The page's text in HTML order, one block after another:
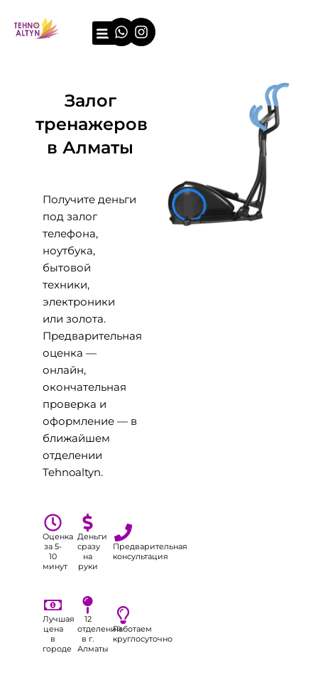
содержимому
Whatsapp
Instagram
Залог
тренажеров
в Алматы
Получите деньги
под залог
телефона,
ноутбука,
бытовой
техники,
электроники
или золота.
Предварительная
оценка —
онлайн,
окончательная
проверка и
оформление — в
ближайшем
отделении
Tehnoaltyn.
Оценка
за 5-
10
минут
Деньги
сразу
на
руки
Предварительная
консультация
Лучшая
цена
в
городе
12
отделений
в г.
Алматы
Работаем
круглосуточно